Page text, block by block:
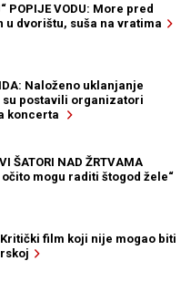
POPIJE VODU: More pred
u dvorištu, suša na vratima
Naloženo uklanjanje
su postavili organizatori
koncerta
ŠATORI NAD ŽRTVAMA
očito mogu raditi štogod žele“
Kritički film koji nije mogao biti